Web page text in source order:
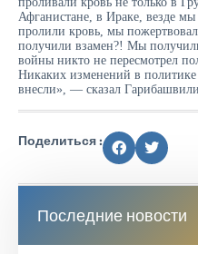
Афганистане, в Ираке, везде
пролили кровь, мы
получили взамен?! Мы
войны никто не пересмотрел
Никаких изменений в
внесли», — сказал Гарибашвили.
Поделиться :
Последние новости